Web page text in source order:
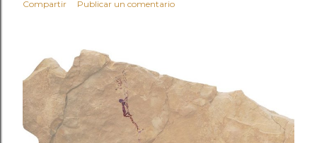
Compartir Publicar un comentario